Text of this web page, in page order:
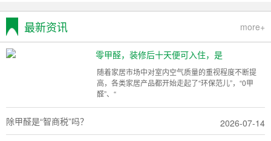
最新资讯 more+
零甲醛，装修后十天便可入住，是
随着家居市场中对室内空气质量的重视程度不断提
高，各类家居产品都开始走起了“环保范儿”，“0甲
醛”、“
除甲醛是“智商税”吗？ 2026-07-14